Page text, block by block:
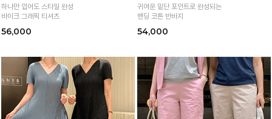
하나만 입어도 스타일 완성
바이크 그래픽 티셔츠
56,000
귀여운 밑단 포인트로 완성되는
밴딩 코튼 반바지
54,000